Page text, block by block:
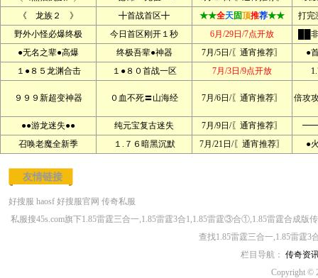
《 龙族２ 》
╋首战首区╋ ★★全天固顶推荐★★
打完
野外小怪必爆终极
今日首区刚开１秒 6月/29日/7点开放
██
●无名之辈●高爆
终极吾辈●神器 7月/5日/〖通宵推荐〗
●
１●８５龙渊合击
１●８０首战一区 7月/3日/9点开放
９９９新超变神器 ０血不死〓山海经 7月/6日/〖通宵推荐〗 倍攻
●●游龙迷失●● 纯元宝复古迷失 7月/9日/〖通宵推荐〗
━━
召唤老魔全新季
１.７６暗黑沉默 7月/21日/〖通宵推荐〗 ●
友情链接
好搜服 haosf 好搜服官网 传奇私服
私服搜45s.com旗下1.85雷霆三合一,1.85雷霆3合1,1.85雷霆③合①,1.85雷霆合成
查找1.85雷霆三合一,1.85雷霆
栏目导航： 传奇资
Copyright ©